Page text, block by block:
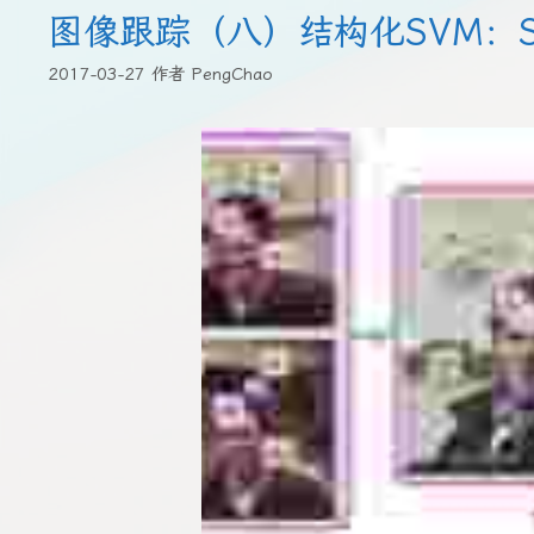
图像跟踪（八）结构化SVM
2017-03-27 作者 PengChao